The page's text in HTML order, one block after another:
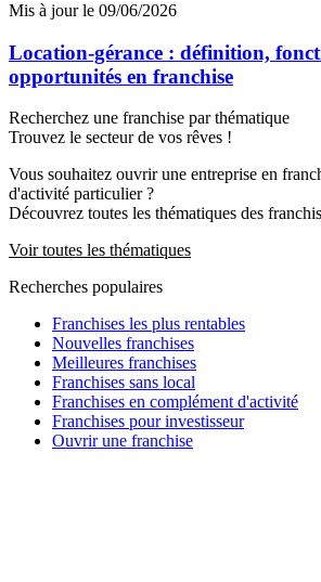
Mis à jour le 09/06/2026
Location-gérance : définition,
opportunités en franchise
Recherchez une franchise par thématique
Trouvez le secteur de vos rêves !
Vous souhaitez ouvrir une entreprise en
d'activité particulier ?
Découvrez toutes les thématiques des
Voir toutes les thématiques
Recherches populaires
Franchises les plus rentables
Nouvelles franchises
Meilleures franchises
Franchises sans local
Franchises en complément d'activité
Franchises pour investisseur
Ouvrir une franchise